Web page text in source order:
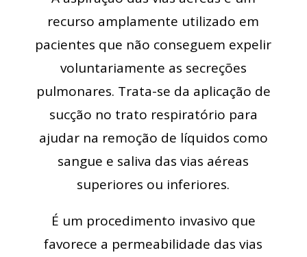
recurso amplamente utilizado em
pacientes que não conseguem expelir
voluntariamente as secreções
pulmonares. Trata-se da aplicação de
sucção no trato respiratório para
ajudar na remoção de líquidos como
sangue e saliva das vias aéreas
superiores ou inferiores.
É um procedimento invasivo que
favorece a permeabilidade das vias